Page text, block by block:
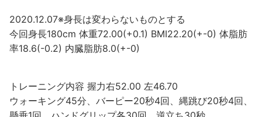
2020.12.07※身長は変わらないものとする
今回身長180cm 体重72.00(+0.1) BMI22.20(+-0) 体脂肪
率18.6(-0.2) 内臓脂肪8.0(+-0)
トレーニング内容 握力右52.00 左46.70
ウォーキング45分、バーピー20秒4回、縄跳び20秒4回、